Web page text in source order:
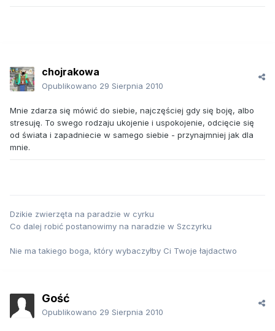
chojrakowa
Opublikowano 29 Sierpnia 2010
Mnie zdarza się mówić do siebie, najczęściej gdy się boję, albo
stresuję. To swego rodzaju ukojenie i uspokojenie, odcięcie się
od świata i zapadniecie w samego siebie - przynajmniej jak dla
mnie.
Dzikie zwierzęta na paradzie w cyrku
Co dalej robić postanowimy na naradzie w Szczyrku
Nie ma takiego boga, który wybaczyłby Ci Twoje łajdactwo
Gość
Opublikowano 29 Sierpnia 2010